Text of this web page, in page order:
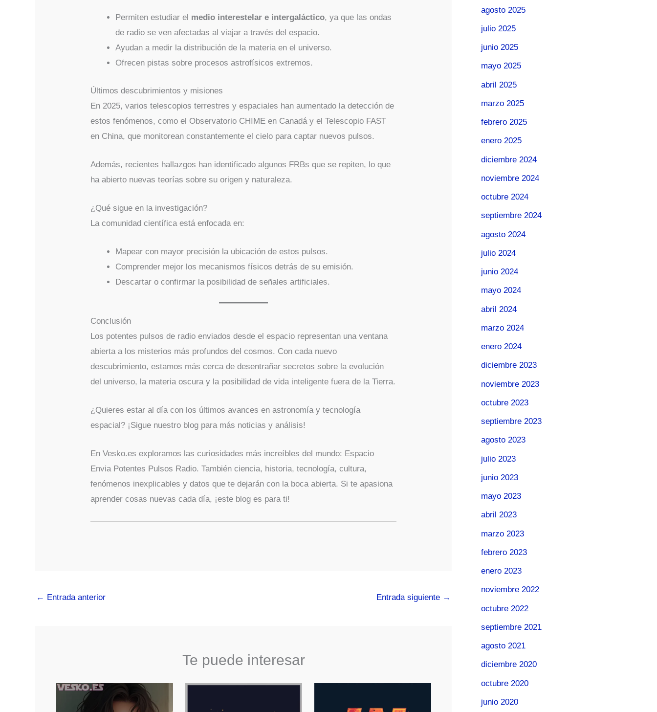
Permiten estudiar el medio interestelar e intergaláctico, ya que las ondas
de radio se ven afectadas al viajar a través del espacio.
Ayudan a medir la distribución de la materia en el universo.
Ofrecen pistas sobre procesos astrofísicos extremos.
Últimos descubrimientos y misiones
En 2025, varios telescopios terrestres y espaciales han aumentado la detección de
estos fenómenos, como el Observatorio CHIME en Canadá y el Telescopio FAST
en China, que monitorean constantemente el cielo para captar nuevos pulsos.
Además, recientes hallazgos han identificado algunos FRBs que se repiten, lo que
ha abierto nuevas teorías sobre su origen y naturaleza.
¿Qué sigue en la investigación?
La comunidad científica está enfocada en:
Mapear con mayor precisión la ubicación de estos pulsos.
Comprender mejor los mecanismos físicos detrás de su emisión.
Descartar o confirmar la posibilidad de señales artificiales.
Conclusión
Los potentes pulsos de radio enviados desde el espacio representan una ventana
abierta a los misterios más profundos del cosmos. Con cada nuevo
descubrimiento, estamos más cerca de desentrañar secretos sobre la evolución
del universo, la materia oscura y la posibilidad de vida inteligente fuera de la Tierra.
¿Quieres estar al día con los últimos avances en astronomía y tecnología
espacial? ¡Sigue nuestro blog para más noticias y análisis!
En Vesko.es exploramos las curiosidades más increíbles del mundo: Espacio
Envia Potentes Pulsos Radio. También ciencia, historia, tecnología, cultura,
fenómenos inexplicables y datos que te dejarán con la boca abierta. Si te apasiona
aprender cosas nuevas cada día, ¡este blog es para ti!
← Entrada anterior Entrada siguiente →
Te puede interesar
agosto 2025
julio 2025
junio 2025
mayo 2025
abril 2025
marzo 2025
febrero 2025
enero 2025
diciembre 2024
noviembre 2024
octubre 2024
septiembre 2024
agosto 2024
julio 2024
junio 2024
mayo 2024
abril 2024
marzo 2024
enero 2024
diciembre 2023
noviembre 2023
octubre 2023
septiembre 2023
agosto 2023
julio 2023
junio 2023
mayo 2023
abril 2023
marzo 2023
febrero 2023
enero 2023
noviembre 2022
octubre 2022
septiembre 2021
agosto 2021
diciembre 2020
octubre 2020
junio 2020